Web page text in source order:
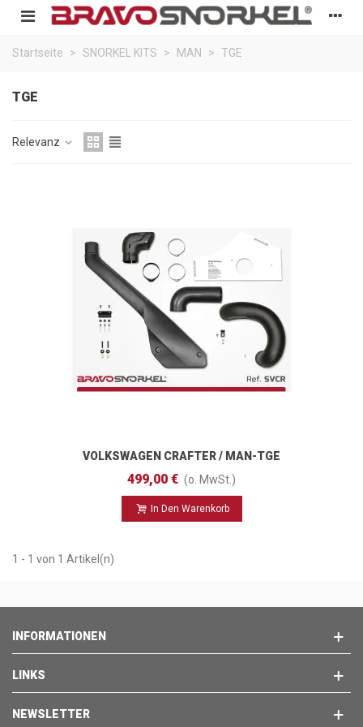
Startseite > SNORKEL KITS > MAN > TGE
TGE
Relevanz
VOLKSWAGEN CRAFTER / MAN-TGE
(2017 - )
499,00 € (o. MwSt.)
In Den Warenkorb
1 - 1 von 1 Artikel(n)
INFORMATIONEN
LINKS
NEWSLETTER